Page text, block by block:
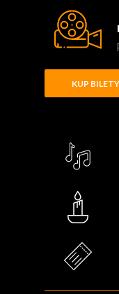
KUP